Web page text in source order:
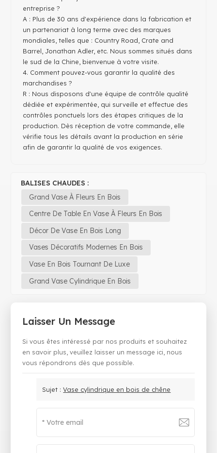
entreprise ?
A : Plus de 30 ans d'expérience dans la fabrication et
un partenariat à long terme avec des marques
mondiales, telles que : Country Road, Crate and
Barrel, Jonathan Adler, etc. Nous sommes situés dans
le sud de la Chine, bienvenue à votre visite.
4. Comment pouvez-vous garantir la qualité des
marchandises ?
R : Nous disposons d'une équipe de contrôle qualité
dédiée et expérimentée, qui surveille et effectue des
contrôles ponctuels lors des étapes critiques de la
production. Dès réception de votre commande, elle
vérifie tous les détails avant la production en série
afin de garantir la qualité de vos exigences.
BALISES CHAUDES :
Grand Vase À Fleurs En Bois
Centre De Table En Vase À Fleurs En Bois
Décor De Vase En Bois Long
Vases Décoratifs Modernes En Bois
Vase En Bois Tournant De Luxe
Grand Vase Cylindrique En Bois
Laisser Un Message
Si vous êtes intéressé par nos produits et souhaitez
en savoir plus, veuillez laisser un message ici, nous
vous répondrons dès que possible.
Sujet :Vase cylindrique en bois de chêne